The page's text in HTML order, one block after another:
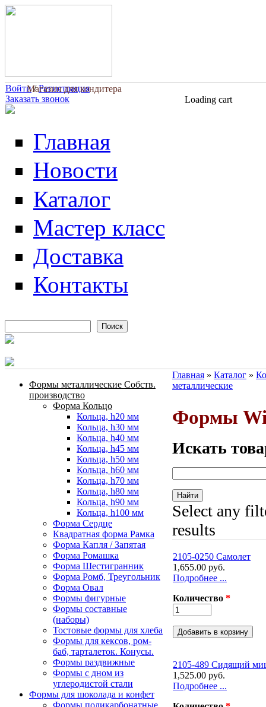
Перейти к основному содержанию
Магазин для кондитера
Войти/Регистрация
Заказать звонок
Loading cart
Главная
Новости
Каталог
Мастер класс
Доставка
Контакты
Форма поиска
Формы металлические Собств.
производство
Форма Кольцо
Кольца, h20 мм
Кольца, h30 мм
Кольца, h40 мм
Кольца, h45 мм
Кольца, h50 мм
Кольца, h60 мм
Кольца, h70 мм
Кольца, h80 мм
Кольца, h90 мм
Кольца, h100 мм
Форма Сердце
Квадратная форма Рамка
Форма Капля / Запятая
Форма Ромашка
Форма Шестигранник
Форма Ромб, Треугольник
Форма Овал
Формы фигурные
Формы составные
(наборы)
Тостовые формы для хлеба
Формы для кексов, ром-
баб, тарталеток. Конусы.
Формы раздвижные
Формы с дном из
углеродистой стали
Формы для шоколада и конфет
Вы здесь
Главная » Каталог »
металлические
Формы
Искать
Select any
results
2105-0250 Самолет
1,655.00 руб.
Подробнее ...
Количество *
2105-489 Сидящий
1,525.00 руб.
Подробнее ...